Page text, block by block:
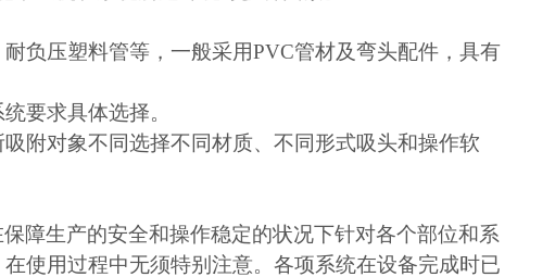
负压塑料管等，一般采用PVC管材及弯头配件，具有
要求具体选择。
附对象不同选择不同材质、不同形式吸头和操作软
障生产的安全和操作稳定的状况下针对各个部位和系
使用过程中无须特别注意。各项系统在设备完成时已